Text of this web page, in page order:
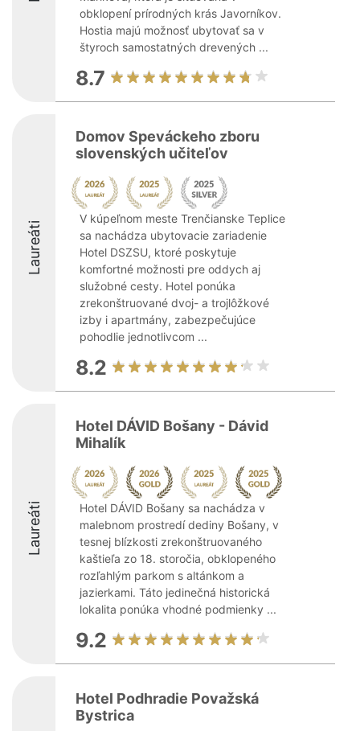
obklopení prírodných krás Javorníkov.
Hostia majú možnosť ubytovať sa v
štyroch samostatných drevených ...
8.7
Laureáti
Domov Speváckeho zboru
slovenských učiteľov
V kúpeľnom meste Trenčianske Teplice
sa nachádza ubytovacie zariadenie
Hotel DSZSU, ktoré poskytuje
komfortné možnosti pre oddych aj
služobné cesty. Hotel ponúka
zrekonštruované dvoj- a trojlôžkové
izby i apartmány, zabezpečujúce
pohodlie jednotlivcom ...
8.2
Laureáti
Hotel DÁVID Bošany - Dávid
Mihalík
Hotel DÁVID Bošany sa nachádza v
malebnom prostredí dediny Bošany, v
tesnej blízkosti zrekonštruovaného
kaštieľa zo 18. storočia, obklopeného
rozľahlým parkom s altánkom a
jazierkami. Táto jedinečná historická
lokalita ponúka vhodné podmienky ...
9.2
Hotel Podhradie Považská
Bystrica